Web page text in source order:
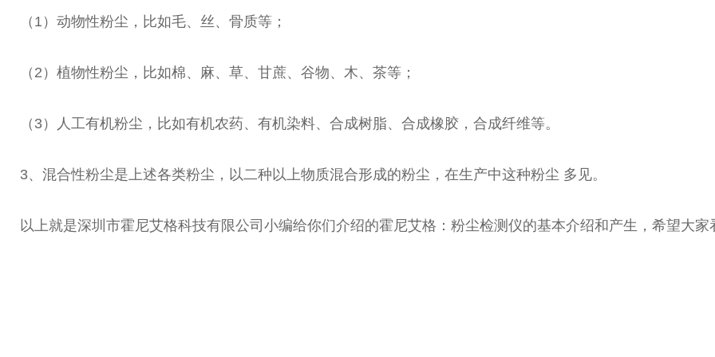
（1）动物性粉尘，比如毛、丝、骨质等；
（2）植物性粉尘，比如棉、麻、草、甘蔗、谷物、木、茶等；
（3）人工有机粉尘，比如有机农药、有机染料、合成树脂、合成橡胶，合成纤维等。
3、混合性粉尘是上述各类粉尘，以二种以上物质混合形成的粉尘，在生产中这种粉尘 多见。
以上就是深圳市霍尼艾格科技有限公司小编给你们介绍的霍尼艾格：粉尘检测仪的基本介绍和产生，希望大家